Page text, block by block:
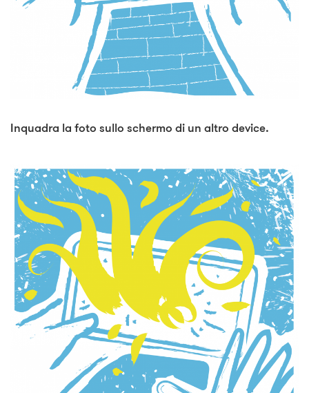
Inquadra la foto sullo schermo di un altro device.